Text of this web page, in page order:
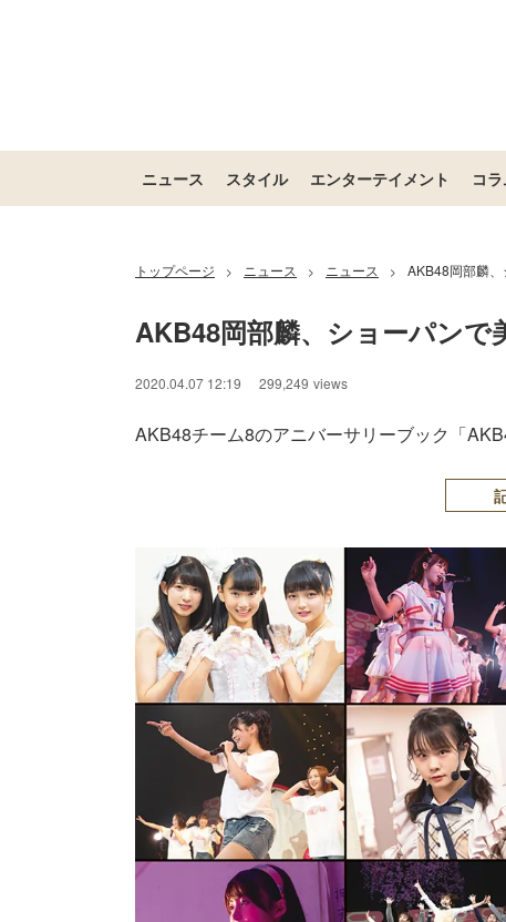
ニュース スタイル エンターテイメント コ
トップページ > ニュース > ニュース > AKB48岡部麟
AKB48岡部麟、ショーパンで
2020.04.07 12:19 299,249 views
AKB48チーム8のアニバーサリーブック「